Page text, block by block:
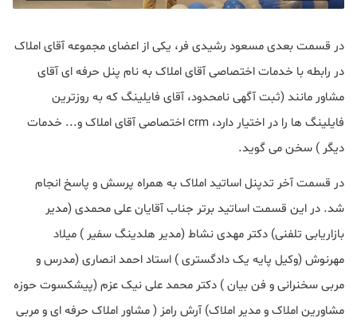
در قسمت بعدی مسعود رشیدی فر، یکی از اعضای مجموعه آقای املاک
در رابطه با خدمات اختصاصی آقای املاک به نام پنل حرفه ای آقای
مشاور مانند (ثبت آگهی نامحدود، آقای فایلینگ که به روزترین
فایلینگ ها را در اختیار دارد، crm اختصاصی آقای املاک و... خدمات
دیگر ) سخن می گوید.
در قسمت آخر تدپنل اساتید املاک به همراه پرسش و پاسخ انجام
شد. در این قسمت اساتید برتر جناب آقایان علی محمدی (مدیر
بازاریابی تلفنی) دکتر مهدی نشاط (مدیر هلدینگ سفیر ) میلاد
مهرنوش (وکیل پایه یک دادگستری ) استاد احمد انصاری (مدرس و
مربی سخنرانی و فن بیان ) دکتر محمد علی نیک عزم (پیشکسوت حوزه
مشاورین املاک و مدیر املاک) آرش رامز ( مشاور املاک حرفه ای و مربی